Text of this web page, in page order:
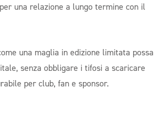
una relazione a lungo termine con il
una maglia in edizione limitata possa
senza obbligare i tifosi a scaricare
per club, fan e sponsor.